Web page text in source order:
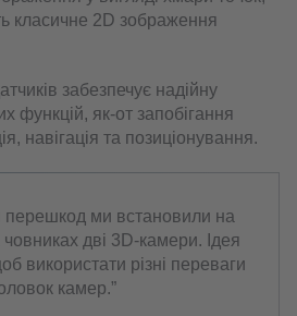
класичне 2D зображення
забезпечує надійну
функцій, як-от запобігання
навігація та позиціонування.
ми встановили на
дві 3D-камери. Ідея
використати різні переваги
камер.